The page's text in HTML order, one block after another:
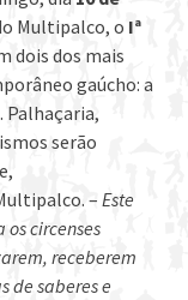
Multipalco, o Iª
dois dos mais
gaúcho: a
Palhaçaria,
serão
– Este
circenses
receberem
de saberes e